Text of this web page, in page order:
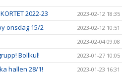
2022-23 2023-02-12 18:35
onsdag 15/2 2023-02-12 10:51
2023-02-04 09:08
Bollkul! 2023-01-27 10:05
hallen 28/1! 2023-01-23 16:31